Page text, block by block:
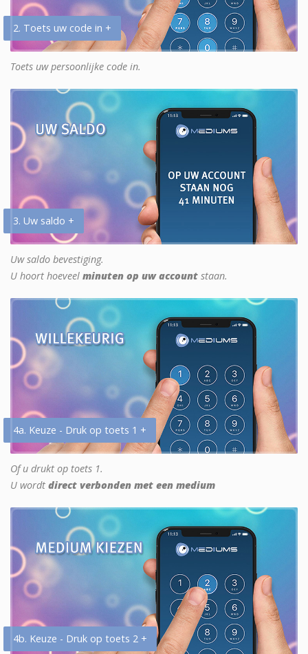
2. Toets uw code in +
Toets uw persoonlijke code in.
3. Uw saldo +
Uw saldo bevestiging.
U hoort hoeveel minuten op uw account staan.
4a. Keuze - Druk op toets 1 +
Of u drukt op toets 1.
U wordt direct verbonden met een medium
4b. Keuze - Druk op toets 2 +